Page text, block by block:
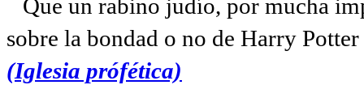
Que un rabino judío, por mucha
sobre la bondad o no de Harry
(Iglesia prófética)